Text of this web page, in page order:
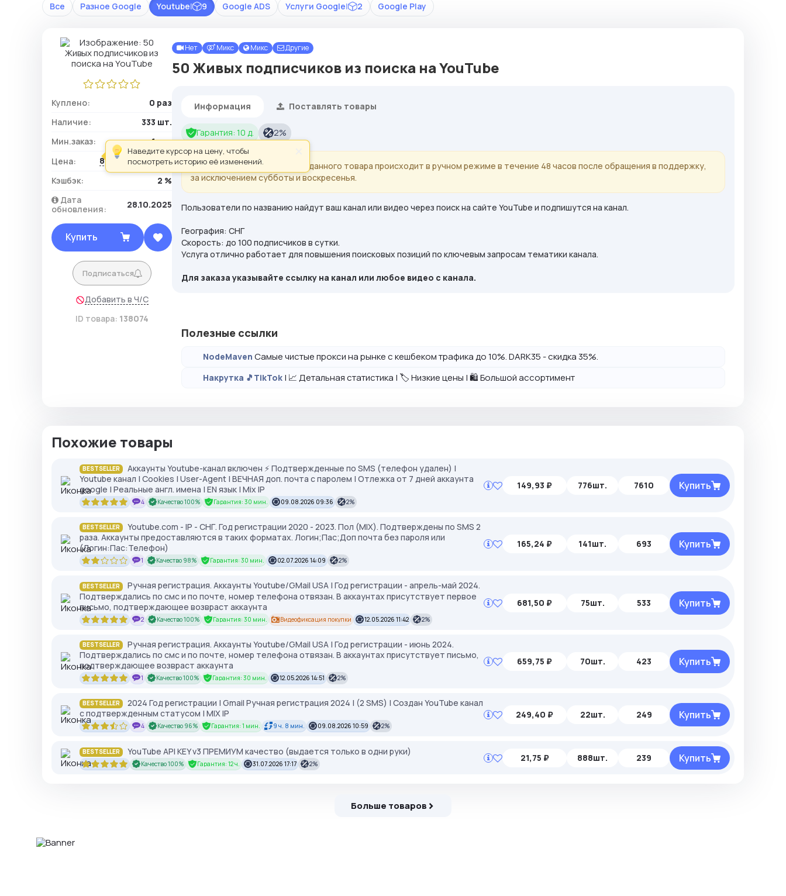
Все Разное Google Youtube| 9 Google ADS Услуги Google| 2 Google Play
Куплено:
0 раз
Наличие:
333 шт.
Мин.заказ:
1 шт.
Цена:
870,00 ₽ / шт.
Кэшбэк:
2 %
Дата
обновления:
28.10.2025
Купить
Подписаться
Добавить в Ч/С
ID товара: 138074
Нет Микс Микс Другие
50 Живых подписчиков из поиска на YouTube
Информация Поставлять товары
Гарантия: 10 д. 2%
Обратите внимание: выдача данного товара происходит в ручном режиме в течение 48 часов после обращения в поддержку,
за исключением субботы и воскресенья.
Пользователи по названию найдут ваш канал или видео через поиск на сайте YouTube и подпишутся на канал.
География: СНГ
Скорость: до 100 подписчиков в сутки.
Услуга отлично работает для повышения поисковых позиций по ключевым запросам тематики канала.
Для заказа указывайте ссылку на канал или любое видео с канала.
Полезные ссылки
NodeMaven Самые чистые прокси на рынке с кешбеком трафика до 10%. DARK35 - скидка 35%.
Накрутка 🎵TikTok | 📈 Детальная статистика | 🏷️ Низкие цены | 🛍️ Большой ассортимент
Похожие товары
BESTSELLER
Аккаунты Youtube-канал включен ⚡️ Подтвержденные по SMS (телефон удален) |
Youtube канал | Cookies | User-Agent | ВЕЧНАЯ доп. почта с паролем | Отлежка от 7 дней аккаунта
google | Реальные англ. имена | EN язык | Mix IP
4 Качество 100% Гарантия: 30 мин. 09.08.2026 09:36 2%
149,93 ₽ 776шт. 7610 Купить
BESTSELLER
Youtube.com - IP - СНГ. Год регистрации 2020 - 2023. Пол (MIX). Подтверждены по SMS 2
раза. Аккаунты предоставляются в таких форматах. Логин;Пас;Доп почта без пароля или
(Логин:Пас:Телефон)
1 Качество 98% Гарантия: 30 мин. 02.07.2026 14:09 2%
165,24 ₽ 141шт. 693 Купить
BESTSELLER
Ручная регистрация. Аккаунты Youtube/GMail USA | Год регистрации - апрель-май 2024.
Подтверждались по смс и по почте, номер телефона отвязан. В аккаунтах присутствует первое
письмо, подтверждающее возвраст аккаунта
2 Качество 100% Гарантия: 30 мин. Видеофиксация покупки 12.05.2026 11:42 2%
681,50 ₽ 75шт. 533 Купить
BESTSELLER
Ручная регистрация. Аккаунты Youtube/GMail USA | Год регистрации - июнь 2024.
Подтверждались по смс и по почте, номер телефона отвязан. В аккаунтах присутствует письмо,
подтверждающее возвраст аккаунта
1 Качество 100% Гарантия: 30 мин. 12.05.2026 14:51 2%
659,75 ₽ 70шт. 423 Купить
BESTSELLER
2024 Год регистрации | Gmail Ручная регистрация 2024 | (2 SMS) | Создан YouTube канал
с подтвержденным статусом | MIX IP
4 Качество 96% Гарантия: 1 мин. 9 ч. 8 мин. 09.08.2026 10:59 2%
249,40 ₽ 22шт. 249 Купить
BESTSELLER YouTube API KEY v3 ПРЕМИУМ качество (выдается только в одни руки)
Качество 100% Гарантия: 12 ч. 31.07.2026 17:17 2%
21,75 ₽ 888шт. 239 Купить
Больше товаров
Наведите курсор на цену, чтобы
посмотреть историю её изменений.